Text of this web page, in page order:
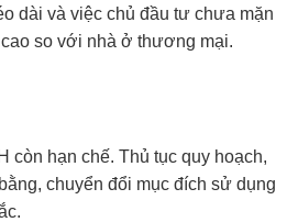
dài và việc chủ đầu tư chưa mặn
so với nhà ở thương mại.
còn hạn chế. Thủ tục quy hoạch,
chuyển đổi mục đích sử dụng